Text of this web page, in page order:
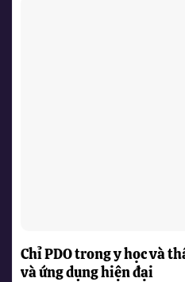
Chỉ PDO trong y học và
và ứng dụng hiện đại